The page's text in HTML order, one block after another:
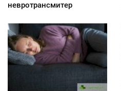
невротрансмитер